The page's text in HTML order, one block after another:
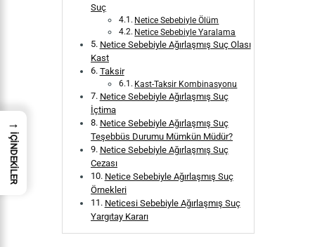
Suç
Netice Sebebiyle Ölüm
Netice Sebebiyle Yaralama
Netice Sebebiyle Ağırlaşmış Suç Olası
Kast
Taksir
Kast-Taksir Kombinasyonu
Netice Sebebiyle Ağırlaşmış Suç
İçtima
Netice Sebebiyle Ağırlaşmış Suç
Teşebbüs Durumu Mümkün Müdür?
Netice Sebebiyle Ağırlaşmış Suç
Cezası
Netice Sebebiyle Ağırlaşmış Suç
Örnekleri
Neticesi Sebebiyle Ağırlaşmış Suç
Yargıtay Kararı
→
İÇİNDEKİLER